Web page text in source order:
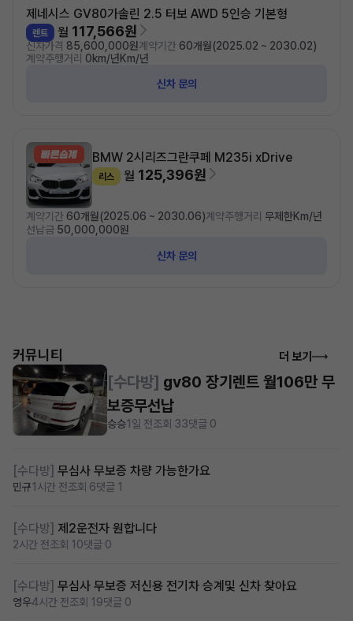
제네시스 GV80가솔린 2.5 터보 AWD 5인승 기본형
렌트 월 117,566원
신차가격 85,600,000원계약기간 60개월(2025.02 ~ 2030.02)
계약주행거리 0km/년Km/년
신차 문의
BMW 2시리즈그란쿠페 M235i xDrive
리스 월 125,396원
계약기간 60개월(2025.06 ~ 2030.06)계약주행거리 무제한Km/년
선납금 50,000,000원
신차 문의
커뮤니티 더 보기
[수다방] 무심사 무보증 차량 가능한가요
민규1시간 전조회 6댓글 1
[수다방] 제2운전자 원합니다
2시간 전조회 10댓글 0
[수다방] 무심사 무보증 저신용 전기차 승계및 신차 찾아요
영우4시간 전조회 19댓글 0
[수다방] gv80 장기렌트 월106만 무
보증무선납
승승1일 전조회 33댓글 0